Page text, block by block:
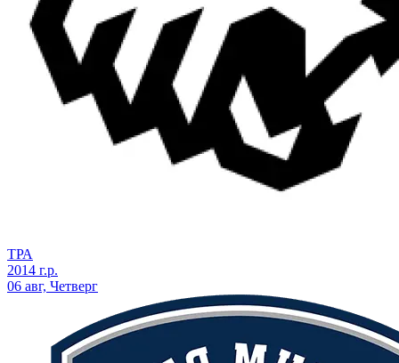
ТРА
2014 г.р.
06 авг, Четверг